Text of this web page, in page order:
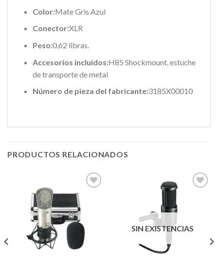
Color:Mate Gris Azul
Conector:XLR
Peso:0,62 libras.
Accesorios incluidos:H85 Shockmount, estuche
de transporte de metal
Número de pieza del fabricante:3185X00010
PRODUCTOS RELACIONADOS
lista de
deseos
lista de
deseos
SIN EXISTENCIAS